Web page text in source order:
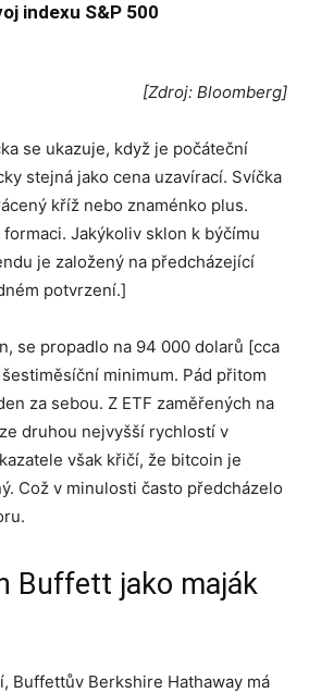
indexu S&P 500
[Zdroj: Bloomberg]
se ukazuje, když je počáteční
stejná jako cena uzavírací. Svíčka
kříž nebo znaménko plus.
Jakýkoliv sklon k býčímu
je založený na předcházející
potvrzení.]
se propadlo na 94 000 dolarů [cca
minimum. Pád přitom
za sebou. Z ETF zaměřených na
druhou nejvyšší rychlostí v
však křičí, že bitcoin je
Což v minulosti často předcházelo
Buffett jako maják
Buffettův Berkshire Hathaway má